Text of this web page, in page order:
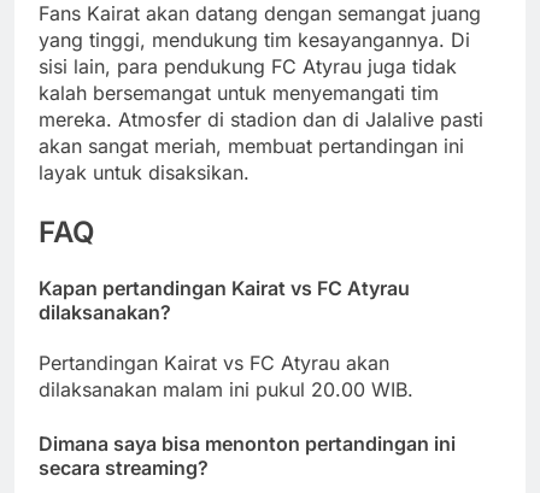
Fans Kairat akan datang dengan semangat juang
yang tinggi, mendukung tim kesayangannya. Di
sisi lain, para pendukung FC Atyrau juga tidak
kalah bersemangat untuk menyemangati tim
mereka. Atmosfer di stadion dan di Jalalive pasti
akan sangat meriah, membuat pertandingan ini
layak untuk disaksikan.
FAQ
Kapan pertandingan Kairat vs FC Atyrau
dilaksanakan?
Pertandingan Kairat vs FC Atyrau akan
dilaksanakan malam ini pukul 20.00 WIB.
Dimana saya bisa menonton pertandingan ini
secara streaming?